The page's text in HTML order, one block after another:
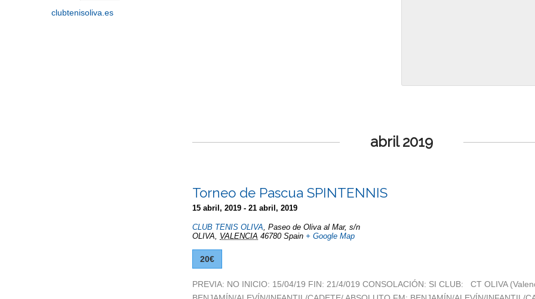
clubtenisoliva.es
abril 2019
Torneo de Pascua SPINTENNIS
15 abril, 2019 - 21 abril, 2019
CLUB TENIS OLIVA, Paseo de Oliva al Mar, s/n
OLIVA, VALENCIA 46780 Spain + Google Map
20€
PREVIA: NO INICIO: 15/04/19 FIN: 21/4/019 CONSOLACIÓN: SI CLUB: CT OLIVA